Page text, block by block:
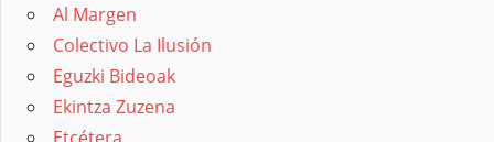
Al Margen
Colectivo La Ilusión
Eguzki Bideoak
Ekintza Zuzena